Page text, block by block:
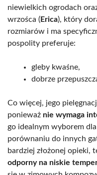
niewielkich ogrodach
wrzośca (Erica), który
rozmiarów i ma
pospolity preferuje:
gleby kwaśne,
dobrze
Co więcej, jego
ponieważ nie wymaga
go idealnym wyborem
porównaniu do innych
bardziej złożonej opieki,
odporny na niskie